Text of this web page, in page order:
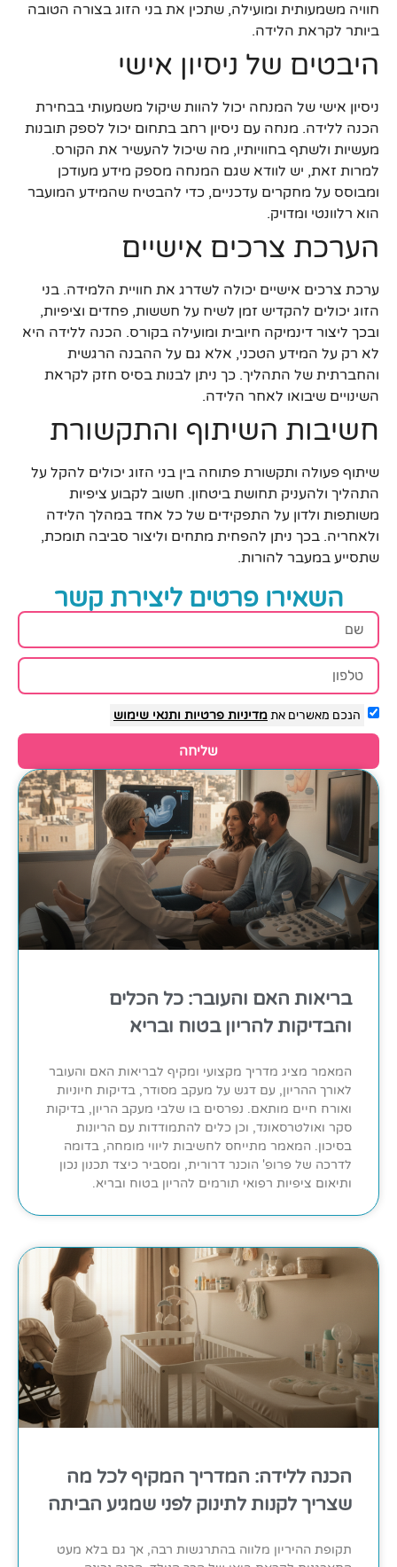
חוויה משמעותית ומועילה, שתכין את בני הזוג בצורה הטובה
ביותר לקראת הלידה.
היבטים של ניסיון אישי
ניסיון אישי של המנחה יכול להוות שיקול משמעותי בבחירת
הכנה ללידה. מנחה עם ניסיון רחב בתחום יכול לספק תובנות
מעשיות ולשתף בחוויותיו, מה שיכול להעשיר את הקורס.
למרות זאת, יש לוודא שגם המנחה מספק מידע מעודכן
ומבוסס על מחקרים עדכניים, כדי להבטיח שהמידע המועבר
הוא רלוונטי ומדויק.
הערכת צרכים אישיים
ערכת צרכים אישיים יכולה לשדרג את חוויית הלמידה. בני
הזוג יכולים להקדיש זמן לשיח על חששות, פחדים וציפיות,
ובכך ליצור דינמיקה חיובית ומועילה בקורס. הכנה ללידה היא
לא רק על המידע הטכני, אלא גם על ההבנה הרגשית
והחברתית של התהליך. כך ניתן לבנות בסיס חזק לקראת
השינויים שיבואו לאחר הלידה.
חשיבות השיתוף והתקשורת
שיתוף פעולה ותקשורת פתוחה בין בני הזוג יכולים להקל על
התהליך ולהעניק תחושת ביטחון. חשוב לקבוע ציפיות
משותפות ולדון על התפקידים של כל אחד במהלך הלידה
ולאחריה. בכך ניתן להפחית מתחים וליצור סביבה תומכת,
שתסייע במעבר להורות.
השאירו פרטים ליצירת קשר
הנכם מאשרים אתמדיניות פרטיות ותנאי שימוש
שליחה
בריאות האם והעובר: כל הכלים
והבדיקות להריון בטוח ובריא
המאמר מציג מדריך מקצועי ומקיף לבריאות האם והעובר
לאורך ההריון, עם דגש על מעקב מסודר, בדיקות חיוניות
ואורח חיים מותאם. נפרסים בו שלבי מעקב הריון, בדיקות
סקר ואולטרסאונד, וכן כלים להתמודדות עם הריונות
בסיכון. המאמר מתייחס לחשיבות ליווי מומחה, בדומה
לדרכה של פרופ' הוכנר דרורית, ומסביר כיצד תכנון נכון
ותיאום ציפיות רפואי תורמים להריון בטוח ובריא.
הכנה ללידה: המדריך המקיף לכל מה
שצריך לקנות לתינוק לפני שמגיע הביתה
תקופת ההיריון מלווה בהתרגשות רבה, אך גם בלא מעט